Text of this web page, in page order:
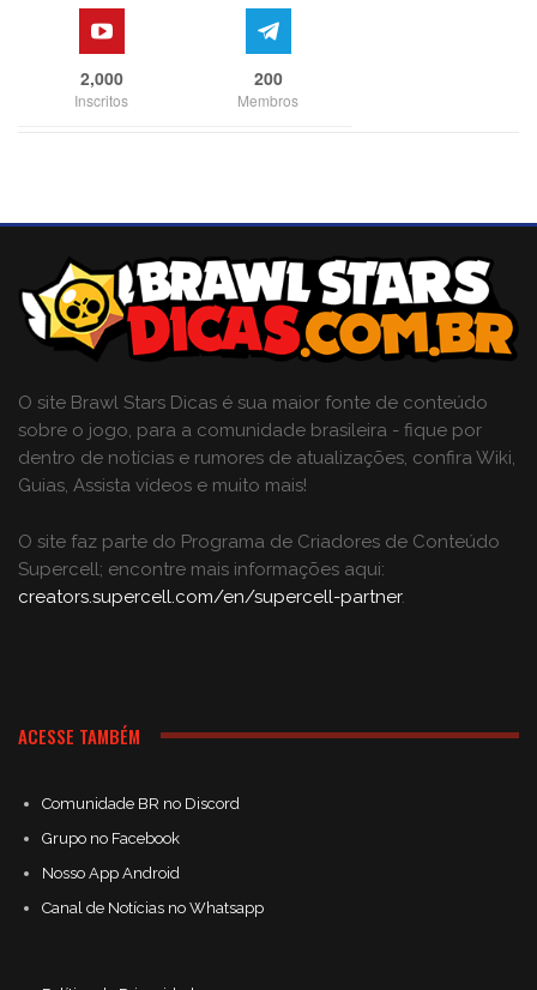
2,000
Inscritos
200
Membros
O site Brawl Stars Dicas é sua maior fonte de conteúdo
sobre o jogo, para a comunidade brasileira - fique por
dentro de notícias e rumores de atualizações, confira Wiki,
Guias, Assista vídeos e muito mais!
O site faz parte do Programa de Criadores de Conteúdo
Supercell; encontre mais informações aqui:
creators.supercell.com/en/supercell-partner.
ACESSE TAMBÉM
Comunidade BR no Discord
Grupo no Facebook
Nosso App Android
Canal de Notícias no Whatsapp